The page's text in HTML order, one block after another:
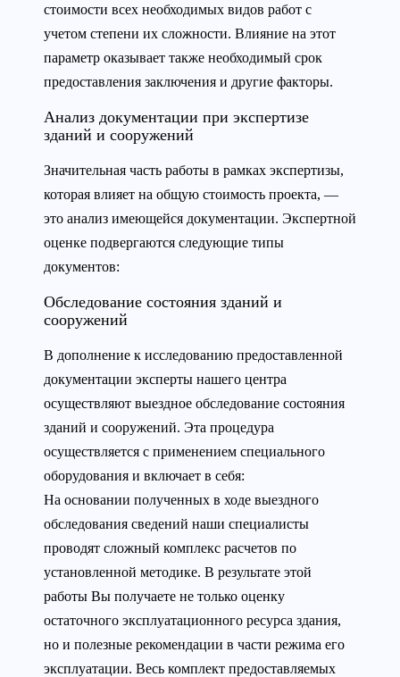
стоимости всех необходимых видов работ с
учетом степени их сложности. Влияние на этот
параметр оказывает также необходимый срок
предоставления заключения и другие факторы.
Анализ документации при экспертизе
зданий и сооружений
Значительная часть работы в рамках экспертизы,
которая влияет на общую стоимость проекта, —
это анализ имеющейся документации. Экспертной
оценке подвергаются следующие типы
документов:
Обследование состояния зданий и
сооружений
В дополнение к исследованию предоставленной
документации эксперты нашего центра
осуществляют выездное обследование состояния
зданий и сооружений. Эта процедура
осуществляется с применением специального
оборудования и включает в себя:
На основании полученных в ходе выездного
обследования сведений наши специалисты
проводят сложный комплекс расчетов по
установленной методике. В результате этой
работы Вы получаете не только оценку
остаточного эксплуатационного ресурса здания,
но и полезные рекомендации в части режима его
эксплуатации. Весь комплект предоставляемых